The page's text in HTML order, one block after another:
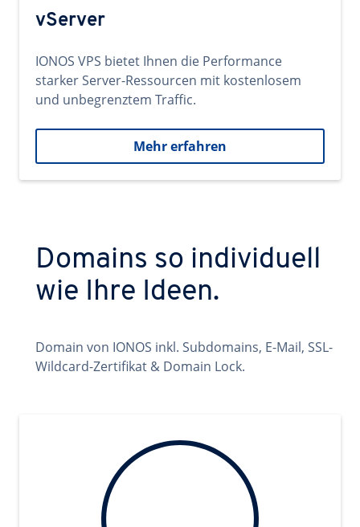
vServer
IONOS VPS bietet Ihnen die Performance
starker Server-Ressourcen mit kostenlosem
und unbegrenztem Traffic.
Mehr erfahren
Domains so individuell
wie Ihre Ideen.
Domain von IONOS inkl. Subdomains, E-Mail, SSL-
Wildcard-Zertifikat & Domain Lock.